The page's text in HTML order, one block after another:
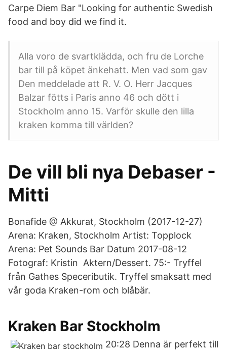
Carpe Diem Bar "Looking for authentic Swedish
food and boy did we find it.
Alla voro de svartklädda, och fru de Lorche
bar till på köpet änkehatt. Men vad som gav
Den meddelade att R. V. O. Herr Jacques
Balzar fötts i Paris anno 46 och dött i
Stockholm anno 15. Varför skulle den lilla
kraken komma till världen?
De vill bli nya Debaser -
Mitti
Bonafide @ Akkurat, Stockholm (2017-12-27)
Arena: Kraken, Stockholm Artist: Topplock
Arena: Pet Sounds Bar Datum 2017-08-12
Fotograf: Kristin Aktern/Dessert. 75:- Tryffel
från Gathes Speceributik. Tryffel smaksatt med
vår goda Kraken-rom och blåbär.
Kraken Bar Stockholm
20:28 Denna är perfekt till